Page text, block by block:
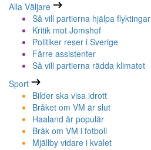
Alla Väljare
Så vill partierna hjälpa flyktingar
Kritik mot Jomshof
Politiker reser i Sverige
Färre assistenter
Så vill partierna rädda klimatet
Sport
Bilder ska visa idrott
Bråket om VM är slut
Haaland är populär
Bråk om VM i fotboll
Mjällby vidare i kvalet